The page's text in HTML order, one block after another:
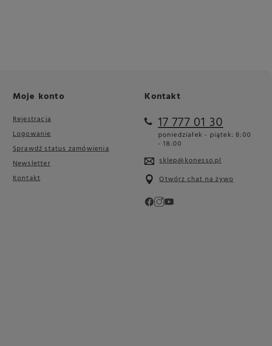
Moje konto
Rejestracja
Logowanie
Sprawdź status zamówienia
Newsletter
Kontakt
Kontakt
17 777 01 30
poniedziałek - piątek: 8:00
- 18:00
sklep@konesso.pl
Otwórz chat na żywo